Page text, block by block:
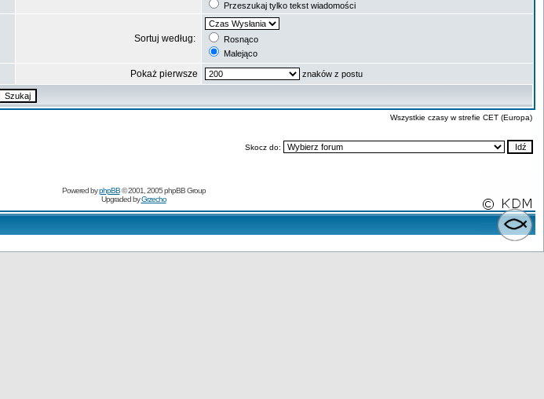
Przeszukaj tylko tekst wiadomości
Sortuj według:
Rosnąco
Malejąco
Pokaż pierwsze znaków z postu
Wszystkie czasy w strefie CET (Europa)
Skocz do:
Powered byphpBB© 2001, 2005 phpBB Group
Upgraded byGrzecho